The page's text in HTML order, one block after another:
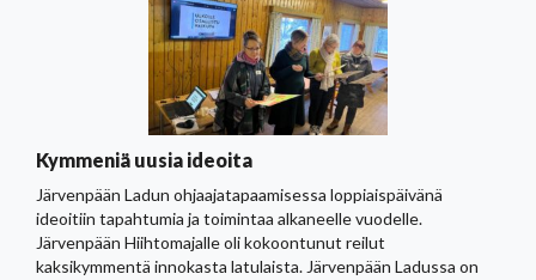
Kymmeniä uusia ideoita
Järvenpään Ladun ohjaajatapaamisessa loppiaispäivänä
ideoitiin tapahtumia ja toimintaa alkaneelle vuodelle.
Järvenpään Hiihtomajalle oli kokoontunut reilut
kaksikymmentä innokasta latulaista. Järvenpään Ladussa on